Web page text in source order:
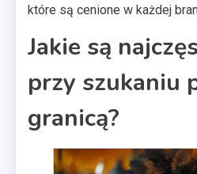
które są cenione w każdej
Jakie są
przy szukaniu
granicą?